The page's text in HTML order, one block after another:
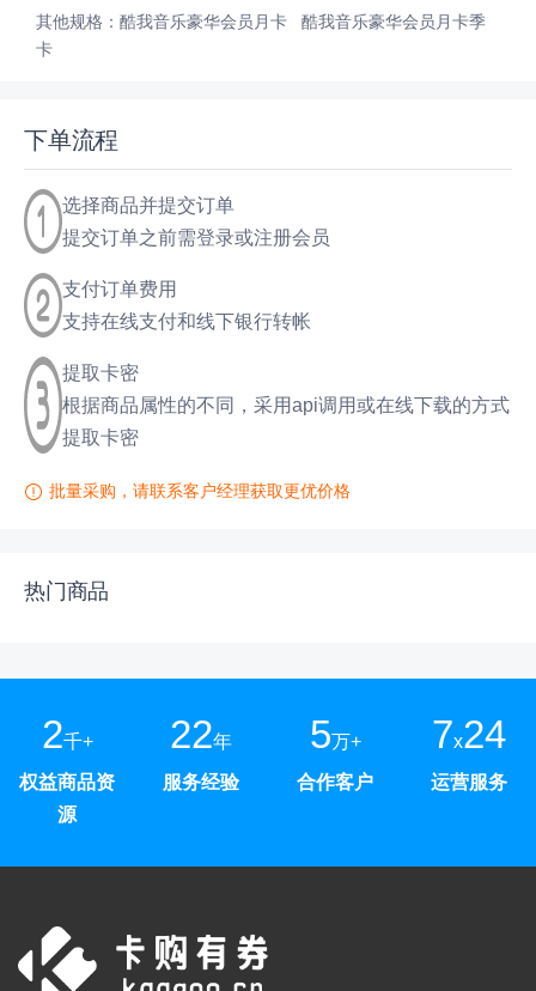
其他规格： 酷我音乐豪华会员月卡
酷我音乐豪华会员月卡季
卡
下单流程
选择商品并提交订单
提交订单之前需登录或注册会员
支付订单费用
支持在线支付和线下银行转帐
提取卡密
根据商品属性的不同，采用api调用或在线下载的方式
提取卡密
批量采购，请联系客户经理获取更优价格
热门商品
2千+
权益商品资
源
22年
服务经验
5万+
合作客户
7x24
运营服务